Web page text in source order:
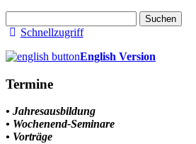
nach:Schnellzugriff
English Version
Termine
• Jahresausbildung
• Wochenend-Seminare
• Vorträge